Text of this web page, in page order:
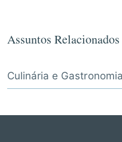
Assuntos Relacionados
Culinária e Gastronomia